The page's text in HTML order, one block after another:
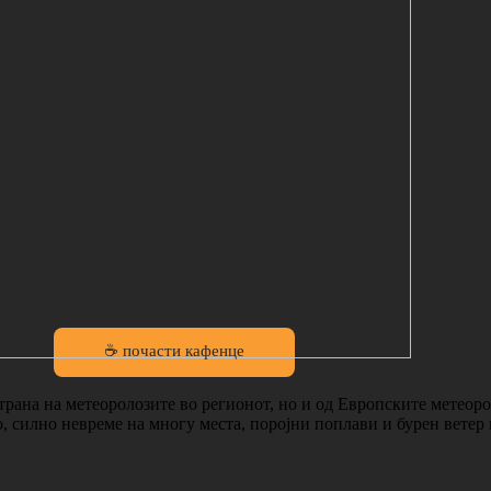
☕ почасти кафенце
на метеоролозите во регионот, но и од Европските
невреме на многу места, поројни поплави и бурен